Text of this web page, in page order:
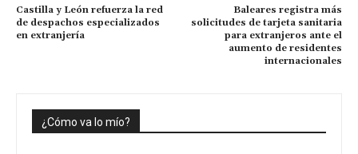
Castilla y León refuerza la red
de despachos especializados
en extranjería
Baleares registra más
solicitudes de tarjeta sanitaria
para extranjeros ante el
aumento de residentes
internacionales
¿Cómo va lo mío?